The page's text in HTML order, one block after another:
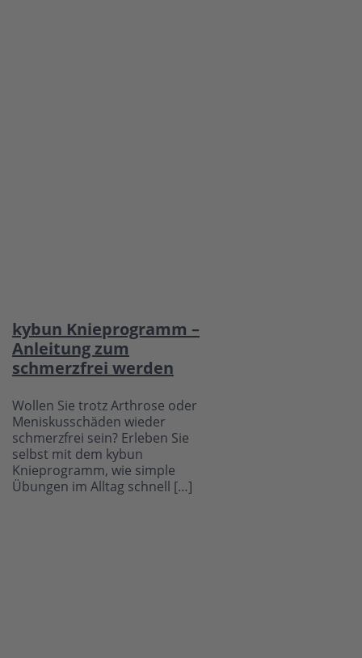
kybun Knieprogramm –
Anleitung zum
schmerzfrei werden
Wollen Sie trotz Arthrose oder
Meniskusschäden wieder
schmerzfrei sein? Erleben Sie
selbst mit dem kybun
Knieprogramm, wie simple
Übungen im Alltag schnell […]